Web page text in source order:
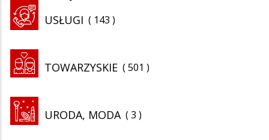
143
USŁUGI
TOWARZYSKIE 501
URODA, MODA 3